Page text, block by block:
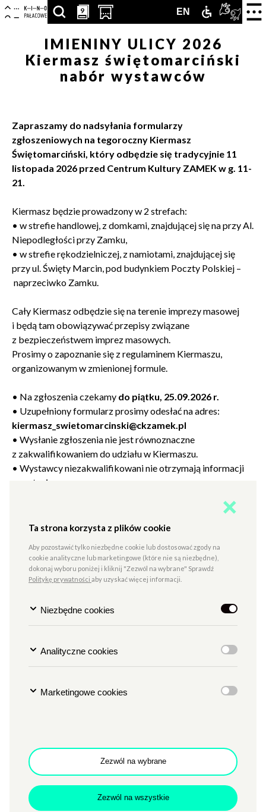
Nawigacja
SZUKAJ
PODSTRON,
WYDARZEŃ,
PARTNERÓW
PRZESCROLLUJ
SEKCJI
KALENDARZA
9 OTWÓRZ
Z
KUPNEM
W
NOWEJ
9 ENGLISH
EN ZAMEK
ONLINE
Centrum
Kultury
Zamek
-
strona
główna
IMIENINY ULICY 2026
Kiermasz świętomarciński
nabór wystawców
Zapraszamy do nadsyłania formularzy
zgłoszeniowych na tegoroczny Kiermasz
Świętomarciński, który odbędzie się tradycyjnie 11
listopada 2026 przed Centrum Kultury ZAMEK w g. 11-
21.
Kiermasz będzie prowadzony w 2 strefach:
• w strefie handlowej, z domkami, znajdującej się na przy Al.
Niepodległości przy Zamku,
• w strefie rękodzielniczej, z namiotami, znajdującej się
przy ul. Święty Marcin, pod budynkiem Poczty Polskiej –
naprzeciwko Zamku.
Cały Kiermasz odbędzie się na terenie imprezy masowej
i będą tam obowiązywać przepisy związane
z bezpieczeństwem imprez masowych.
Prosimy o zapoznanie się z regulaminem Kiermaszu,
organizowanym w zmienionej formule.
• Na zgłoszenia czekamy do piątku, 25.09.2026 r.
• Uzupełniony formularz prosimy odesłać na adres:
kiermasz_swietomarcinski@ckzamek.pl
• Wysłanie zgłoszenia nie jest równoznaczne
z zakwalifikowaniem do udziału w Kiermaszu.
• Wystawcy niezakwalifikowani nie otrzymają informacji
zwrotnej.
23.10.2026 r. , a ostateczna lista Wystawców (po
4.11.2026 roku.
ZGŁOSZENIOWY
SPRZEDAŻY
Wszelkie informacje organizacyjne w tym m.in. ewentualne
zmiany powyższych terminów, dotyczące także m.in.
rekrutacji są publikowane na stronie Imienin Ulicy,
TUTAJ
Ta strona korzysta z plików cookie
Aby pozostawić tylko niezbędne cookie lub dostosować zgody na
cookie analityczne lub marketingowe (które nie są niezbędne),
dokonaj wyboru poniżej i kliknij "Zezwól na wybrane" Sprawdź
Politykę prywatności aby uzyskać więcej informacji.
Niezbędne cookies
Analityczne cookies
Marketingowe cookies
Zezwól na wybrane
Zezwól na wszystkie